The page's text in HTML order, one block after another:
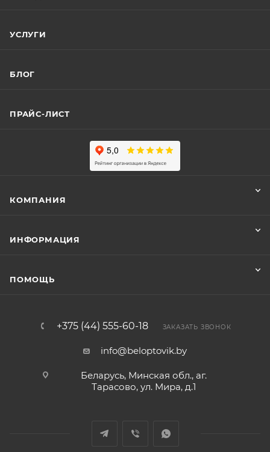
УСЛУГИ
БЛОГ
ПРАЙС-ЛИСТ
КОМПАНИЯ
ИНФОРМАЦИЯ
ПОМОЩЬ
+375 (44) 555-60-18 ЗАКАЗАТЬ ЗВОНОК
info@beloptovik.by
Беларусь, Минская обл., аг.
Тарасово, ул. Мира, д.1